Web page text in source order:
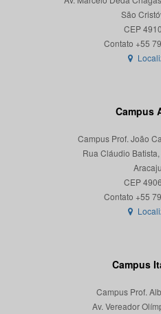
São
CEP
Campus
Campus Prof. João
Rua Cláudio
CEP
Campus
Campus Prof.
Av. Vereador